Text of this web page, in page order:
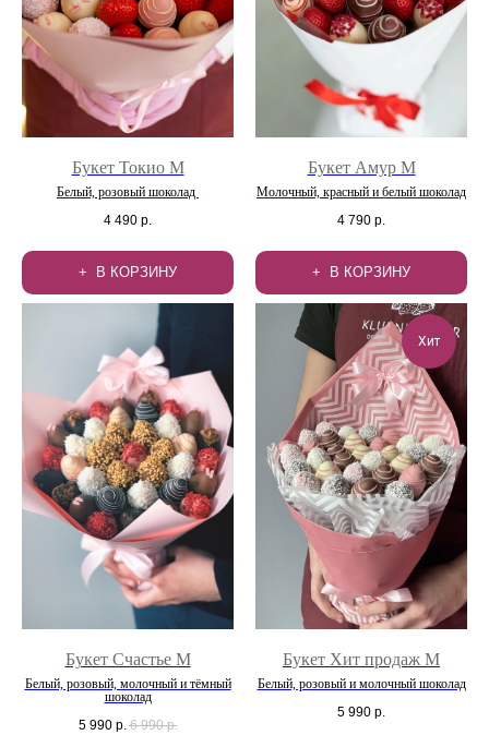
Букет Токио M
Белый, розовый шоколад
4 490 р.
В КОРЗИНУ
Букет Амур М
Молочный, красный и белый шоколад
4 790 р.
В КОРЗИНУ
Букет Счастье М
Белый, розовый, молочный и тёмный
шоколад
5 990 р. 6 990 р.
Хит
Букет Хит продаж М
Белый, розовый и молочный шоколад
5 990 р.